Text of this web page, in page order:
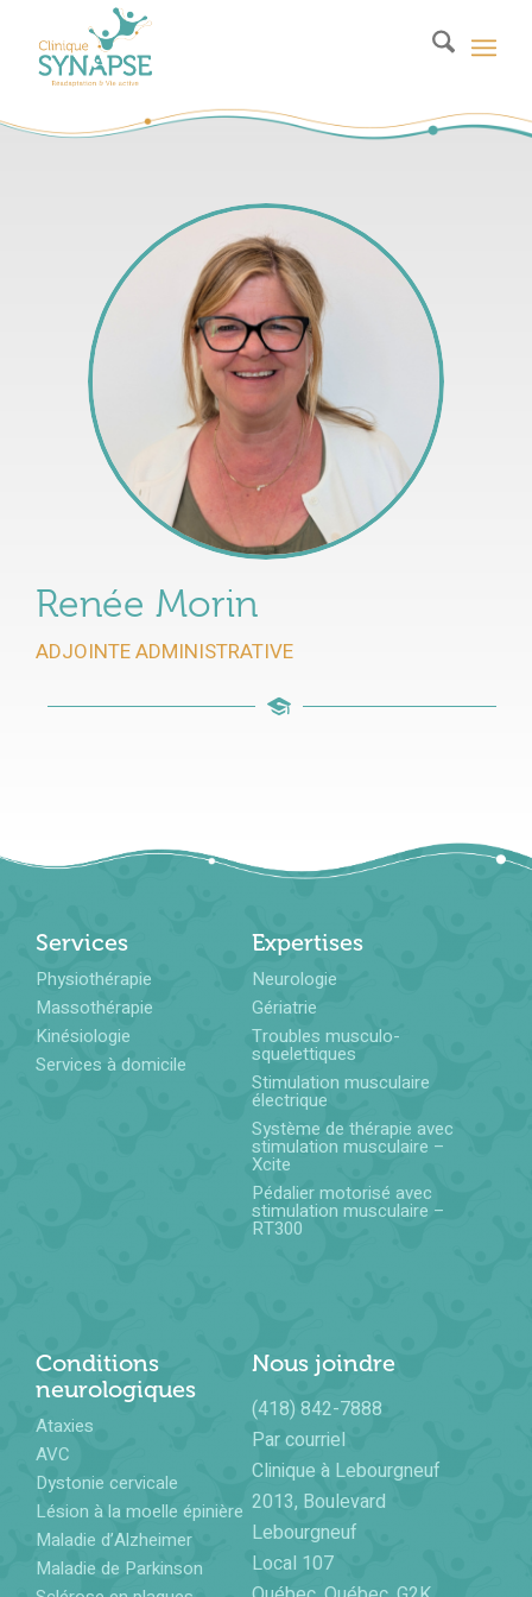
Renée Morin
ADJOINTE ADMINISTRATIVE
Services
Physiothérapie
Massothérapie
Kinésiologie
Services à domicile
Expertises
Neurologie
Gériatrie
Troubles musculo-
squelettiques
Stimulation musculaire
électrique
Système de thérapie avec
stimulation musculaire –
Xcite
Pédalier motorisé avec
stimulation musculaire –
RT300
Conditions
neurologiques
Ataxies
AVC
Dystonie cervicale
Lésion à la moelle épinière
Maladie d’Alzheimer
Maladie de Parkinson
Nous joindre
(418) 842-7888
Par courriel
Clinique à Lebourgneuf
2013, Boulevard
Lebourgneuf
Local 107